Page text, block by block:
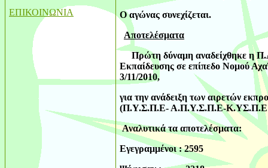
ΕΠΙΚΟΙΝΩΝΙΑ
Ο αγώνας συνεχίζεται.
Αποτελέσματα
Πρώτη δύναμη αναδείχθηκε η
Εκπαίδευσης σε επίπεδο Νομού
3/11/2010,
για την ανάδειξη των αιρετών
(Π.Υ.Σ.Π.Ε- Α.Π.Υ.Σ.Π.Ε-Κ.ΥΣ.Π.Ε
Αναλυτικά τα αποτελέσματα:
Εγεγραμμένοι : 2595